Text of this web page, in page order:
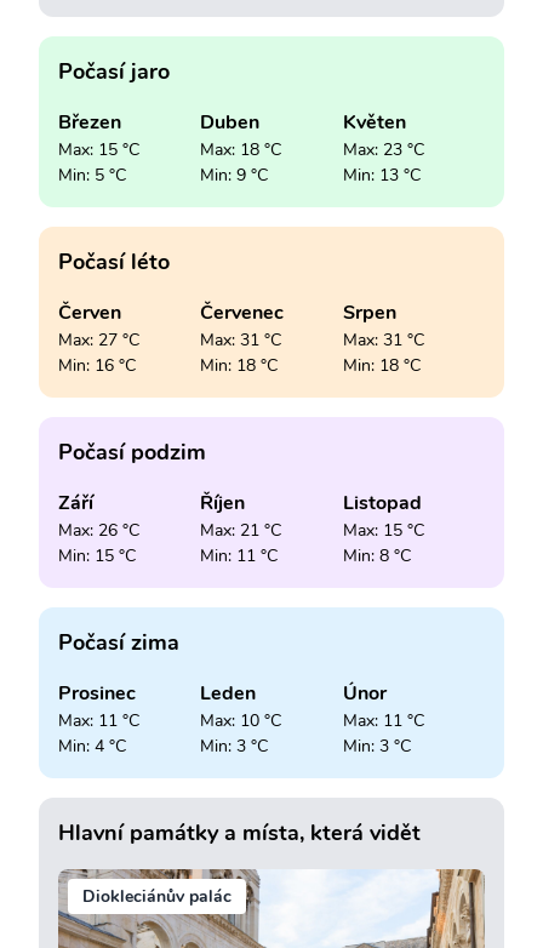
Počasí jaro
Březen
Max: 15 °C
Min: 5 °C
Duben
Max: 18 °C
Min: 9 °C
Květen
Max: 23 °C
Min: 13 °C
Počasí léto
Červen
Max: 27 °C
Min: 16 °C
Červenec
Max: 31 °C
Min: 18 °C
Srpen
Max: 31 °C
Min: 18 °C
Počasí podzim
Září
Max: 26 °C
Min: 15 °C
Říjen
Max: 21 °C
Min: 11 °C
Listopad
Max: 15 °C
Min: 8 °C
Počasí zima
Prosinec
Max: 11 °C
Min: 4 °C
Leden
Max: 10 °C
Min: 3 °C
Únor
Max: 11 °C
Min: 3 °C
Hlavní památky a místa, která vidět
Diokleciánův palác